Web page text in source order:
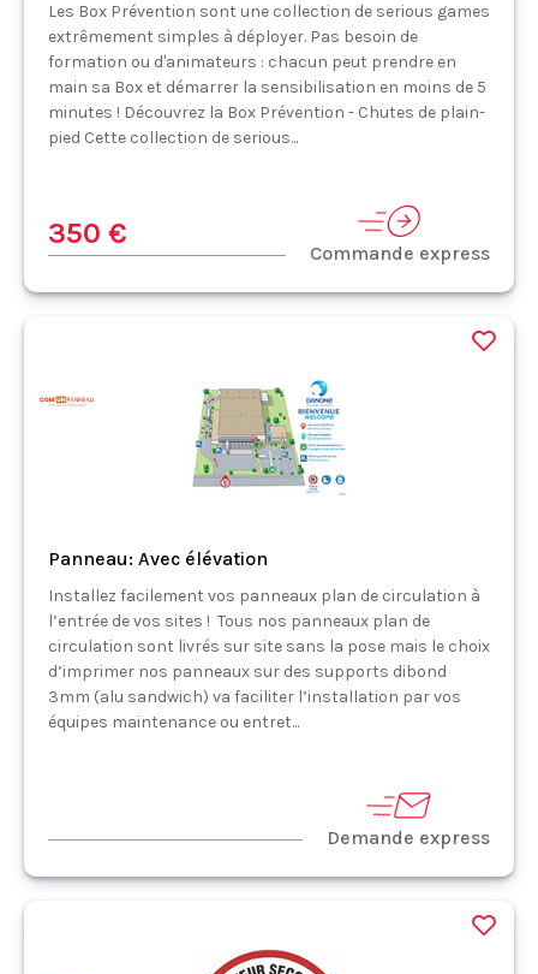
Les Box Prévention sont une collection de serious games
extrêmement simples à déployer. Pas besoin de
formation ou d'animateurs : chacun peut prendre en
main sa Box et démarrer la sensibilisation en moins de 5
minutes ! Découvrez la Box Prévention - Chutes de plain-
pied Cette collection de serious...
350 €
Commande express
Panneau: Avec élévation
Installez facilement vos panneaux plan de circulation à
l’entrée de vos sites ! Tous nos panneaux plan de
circulation sont livrés sur site sans la pose mais le choix
d’imprimer nos panneaux sur des supports dibond
3mm (alu sandwich) va faciliter l’installation par vos
équipes maintenance ou entret...
Demande express